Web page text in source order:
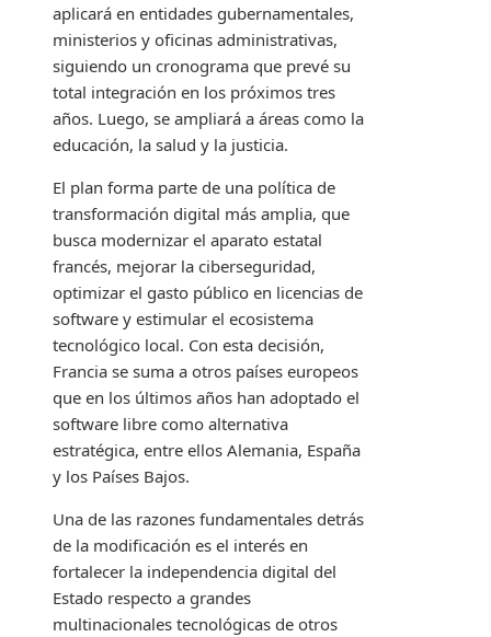
aplicará en entidades gubernamentales,
ministerios y oficinas administrativas,
siguiendo un cronograma que prevé su
total integración en los próximos tres
años. Luego, se ampliará a áreas como la
educación, la salud y la justicia.
El plan forma parte de una política de
transformación digital más amplia, que
busca modernizar el aparato estatal
francés, mejorar la ciberseguridad,
optimizar el gasto público en licencias de
software y estimular el ecosistema
tecnológico local. Con esta decisión,
Francia se suma a otros países europeos
que en los últimos años han adoptado el
software libre como alternativa
estratégica, entre ellos Alemania, España
y los Países Bajos.
Una de las razones fundamentales detrás
de la modificación es el interés en
fortalecer la independencia digital del
Estado respecto a grandes
multinacionales tecnológicas de otros